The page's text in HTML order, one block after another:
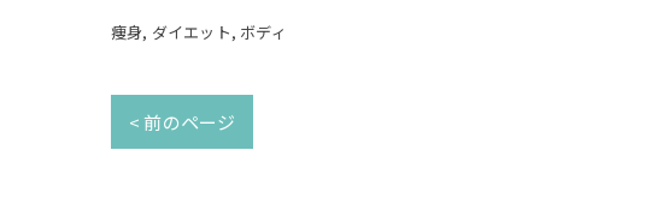
痩身 ダイエット ボディ
< 前のページ